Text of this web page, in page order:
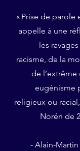
« Prise de parole
appelle à une
les
racisme, de la
de l’extrême
eugénisme
religieux ou
Norén de
- Alain-Martin